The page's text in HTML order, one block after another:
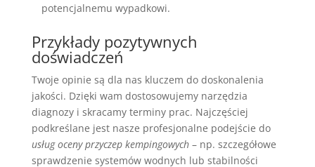
potencjalnemu wypadkowi.
Przykłady pozytywnych
doświadczeń
Twoje opinie są dla nas kluczem do doskonalenia
jakości. Dzięki wam dostosowujemy narzędzia
diagnozy i skracamy terminy prac. Najczęściej
podkreślane jest nasze profesjonalne podejście do
usług oceny przyczep kempingowych– np. szczegółowe
sprawdzenie systemów wodnych lub stabilności